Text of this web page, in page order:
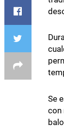
Se
con